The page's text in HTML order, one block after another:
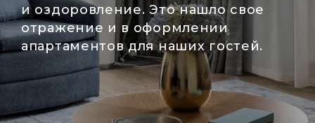
и оздоровление. Это нашло свое
отражение и в оформлении
апартаментов для наших гостей.